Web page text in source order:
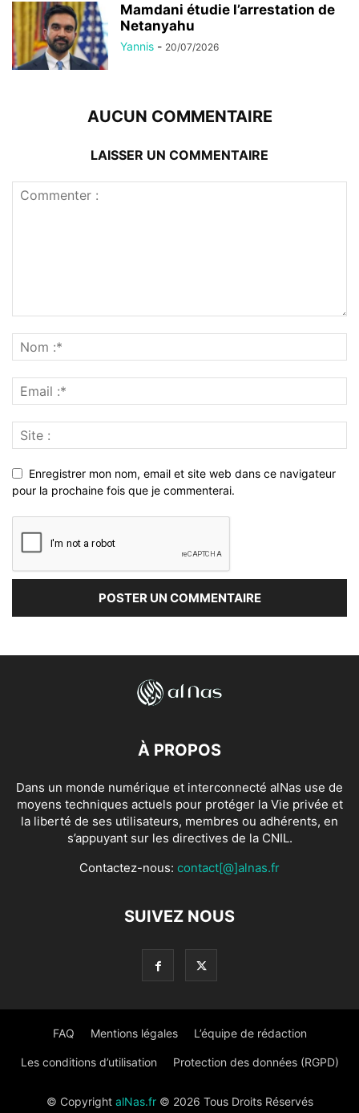
Mamdani étudie l’arrestation de
Netanyahu
Yannis - 20/07/2026
AUCUN COMMENTAIRE
LAISSER UN COMMENTAIRE
Enregistrer mon nom, email et site web dans ce navigateur
pour la prochaine fois que je commenterai.
À PROPOS
Dans un monde numérique et interconnecté alNas use de
moyens techniques actuels pour protéger la Vie privée et
la liberté de ses utilisateurs, membres ou adhérents, en
s’appuyant sur les directives de la CNIL.
Contactez-nous: contact[@]alnas.fr
SUIVEZ NOUS
FAQ Mentions légales L’équipe de rédaction
Les conditions d’utilisation Protection des données (RGPD)
© Copyright alNas.fr© 2026 Tous Droits Réservés